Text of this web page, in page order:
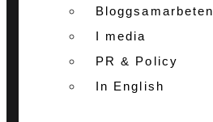
Bloggsamarbeten
I media
PR & Policy
In English